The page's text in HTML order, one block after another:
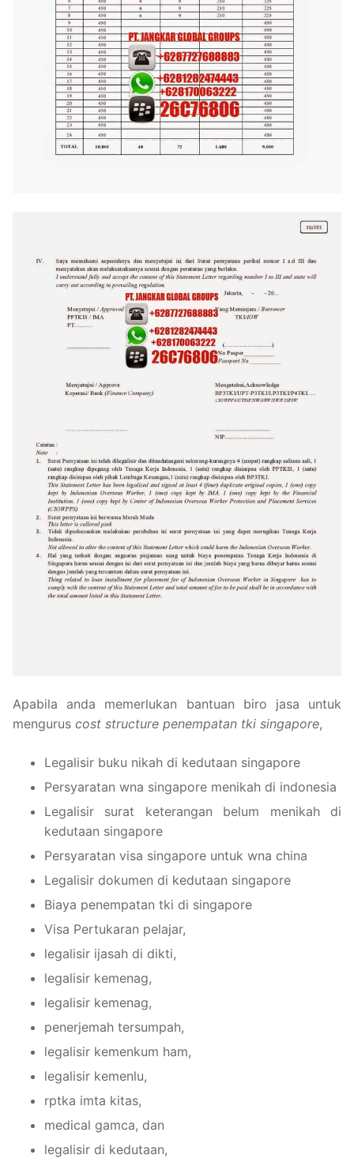
Apabila anda memerlukan bantuan biro jasa untuk
mengurus cost structure penempatan tki singapore,
Legalisir buku nikah di kedutaan singapore
Persyaratan wna singapore menikah di indonesia
Legalisir surat keterangan belum menikah di
kedutaan singapore
Persyaratan visa singapore untuk wna china
Legalisir dokumen di kedutaan singapore
Biaya penempatan tki di singapore
Visa Pertukaran pelajar,
legalisir ijasah di dikti,
legalisir kemenag,
legalisir kemenag,
penerjemah tersumpah,
legalisir kemenkum ham,
legalisir kemenlu,
rptka imta kitas,
medical gamca, dan
legalisir di kedutaan,